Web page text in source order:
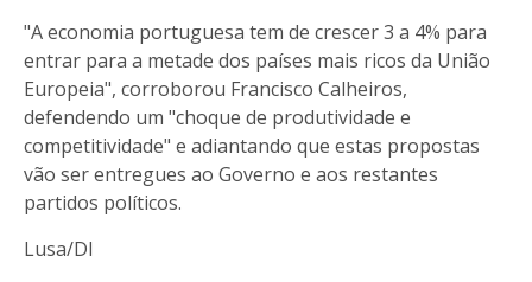
"A economia portuguesa tem de crescer 3 a 4% para
entrar para a metade dos países mais ricos da União
Europeia", corroborou Francisco Calheiros,
defendendo um "choque de produtividade e
competitividade" e adiantando que estas propostas
vão ser entregues ao Governo e aos restantes
partidos políticos.
Lusa/DI